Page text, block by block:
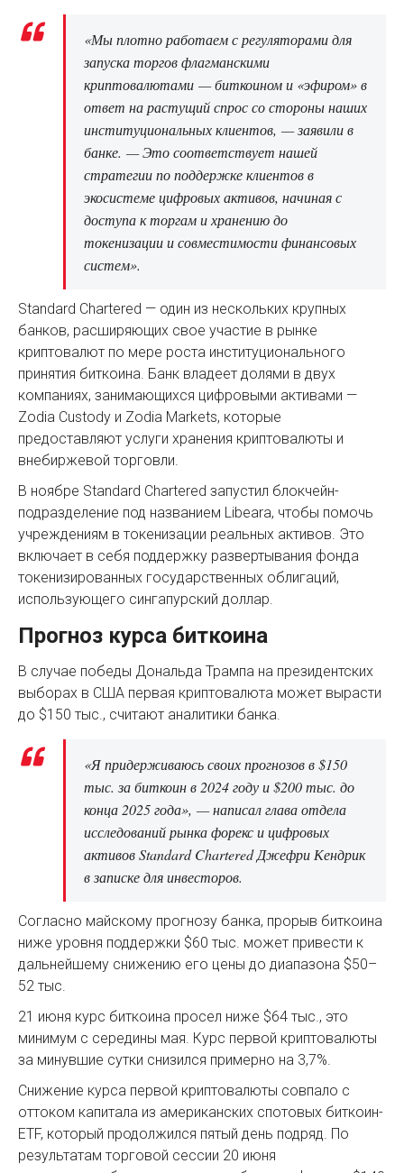
«Мы плотно работаем с регуляторами для
запуска торгов флагманскими
криптовалютами — биткоином и «эфиром» в
ответ на растущий спрос со стороны наших
институциональных клиентов, — заявили в
банке. — Это соответствует нашей
стратегии по поддержке клиентов в
экосистеме цифровых активов, начиная с
доступа к торгам и хранению до
токенизации и совместимости финансовых
систем».
Standard Chartered — один из нескольких крупных
банков, расширяющих свое участие в рынке
криптовалют по мере роста институционального
принятия биткоина. Банк владеет долями в двух
компаниях, занимающихся цифровыми активами —
Zodia Custody и Zodia Markets, которые
предоставляют услуги xранения криптовалюты и
внебиржевой торговли.
В ноябре Standard Chartered запустил блокчейн-
подразделение под названием Libeara, чтобы помочь
учреждениям в токенизации реальных активов. Это
включает в себя поддержку развертывания фонда
токенизированных государственных облигаций,
использующего сингапурский доллар.
Прогноз курса биткоина
В случае победы Дональда Трампа на президентских
выборах в США первая криптовалюта может вырасти
до $150 тыс., считают аналитики банка.
«Я придерживаюсь своих прогнозов в $150
тыс. за биткоин в 2024 году и $200 тыс. до
конца 2025 года», — написал глава отдела
исследований рынка форекс и цифровых
активов Standard Chartered Джефри Кендрик
в записке для инвесторов.
Согласно майскому прогнозу банка, прорыв биткоина
ниже уровня поддержки $60 тыс. может привести к
дальнейшему снижению его цены до диапазона $50–
52 тыс.
21 июня курс биткоина просел ниже $64 тыс., это
минимум с середины мая. Курс первой криптовалюты
за минувшие сутки снизился примерно на 3,7%.
Снижение курса первой криптовалюты совпало с
оттоком капитала из американских спотовых биткоин-
ETF, который продолжился пятый день подряд. По
результатам торговой сессии 20 июня